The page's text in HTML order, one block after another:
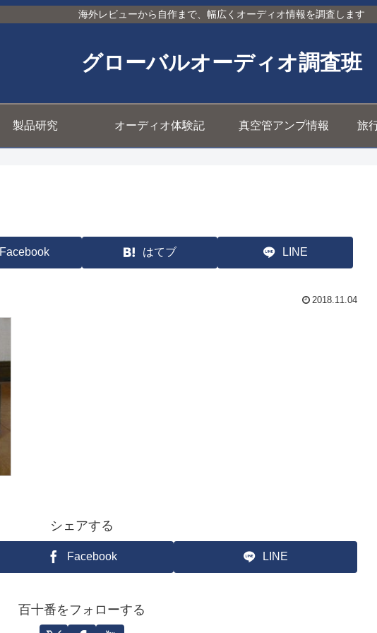
海外レビューから自作まで、幅広くオーディオ情報を調査します
グローバルオーディオ調査班
製品研究 オーディオ体験記 真空管アンプ情報 旅
Facebook はてブ LINE
2018.11.04
シェアする
Facebook LINE
百十番をフォローする